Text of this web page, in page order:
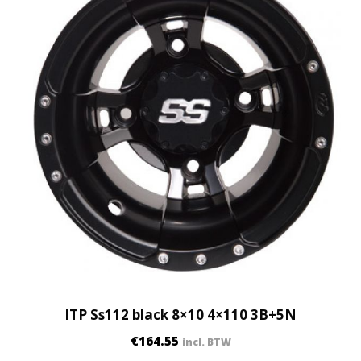
ITP Ss112 black 8×10 4×110 3B+5N
€164.55 incl. BTW